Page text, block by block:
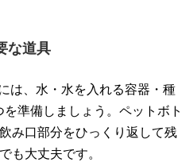
な道具
は、水・水を入れる容器・種
準備しましょう。ペットボト
み口部分をひっくり返して残
も大丈夫です。